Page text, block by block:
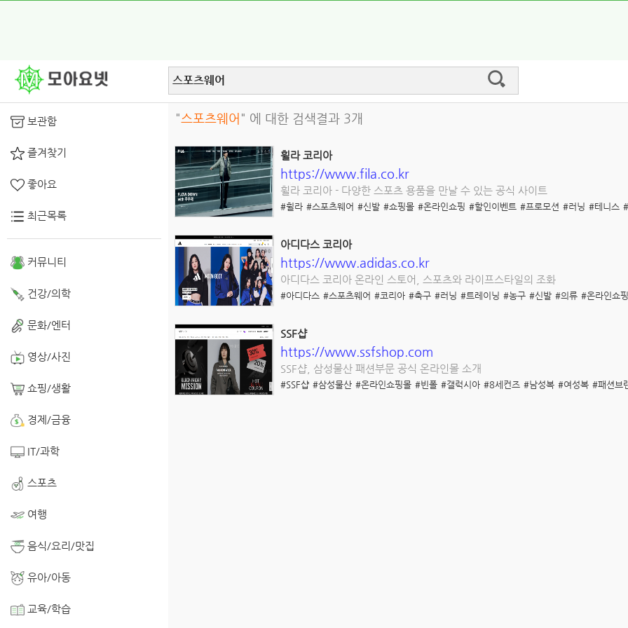
보관함
즐겨찾기
좋아요
최근목록
커뮤니티
건강/의학
문화/엔터
영상/사진
쇼핑/생활
경제/금융
IT/과학
스포츠
여행
음식/요리/맛집
유아/아동
교육/학습
"스포츠웨어 " 에 대한 검색결과 3개
휠라 코리아
https://www.fila.co.kr
휠라 코리아 - 다양한 스포츠 용품을 만날 수 있는 공식 사이트
#휠라 #스포츠웨어 #신발 #쇼핑몰 #온라인쇼핑 #할인이벤트 #프로모션 #러닝 #테니스
아디다스 코리아
https://www.adidas.co.kr
아디다스 코리아 온라인 스토어, 스포츠와 라이프스타일의 조화
#아디다스 #스포츠웨어 #코리아 #축구 #러닝 #트레이닝 #농구 #신발 #의류 #온라인쇼핑
SSF샵
https://www.ssfshop.com
SSF샵, 삼성물산 패션부문 공식 온라인몰 소개
#SSF샵 #삼성물산 #온라인쇼핑몰 #빈폴 #갤럭시아 #8세컨즈 #남성복 #여성복 #패션브